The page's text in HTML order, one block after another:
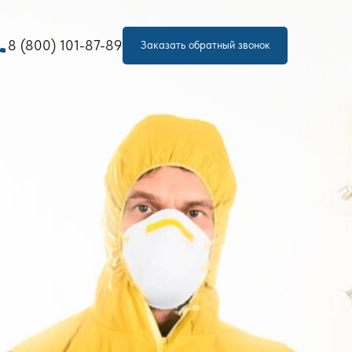
8 (800) 101-87-89 Заказать обратный звонок